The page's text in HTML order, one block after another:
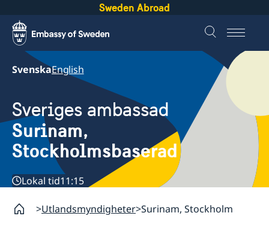
Sweden Abroad
SvenskaEnglish
Sveriges ambassad
Surinam,
Stockholmsbaserad
Lokal tid11:15
Utlandsmyndigheter Surinam, Stockholm